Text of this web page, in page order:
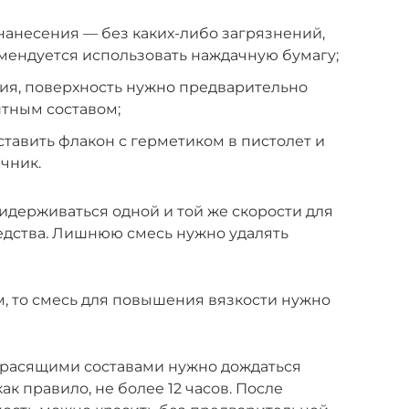
— без каких-либо загрязнений,
использовать наждачную бумагу;
поверхность нужно предварительно
составом;
флакон с герметиком в пистолет и
одной и той же скорости для
Лишнюю смесь нужно удалять
то смесь для повышения вязкости нужно
составами нужно дождаться
правило, не более 12 часов. После